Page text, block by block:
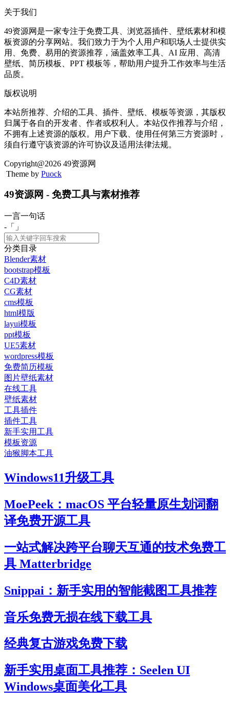
关于我们
49资源网是一家专注于免费工具、浏览器插件、壁纸素材和模
板资源的分享网站。我们致力于为个人用户和职场人士提供实
用、免费、易用的资源推荐，涵盖效率工具、AI 应用、高清
壁纸、简历模板、PPT 模板等，帮助用户提升工作效率与生活
品质。
版权说明
本站所推荐、介绍的工具、插件、壁纸、模板等资源，其版权
归属于各自的开发者、作者或权利人。本站仅作推荐与介绍，
不拥有上述资源的版权。用户下载、使用任何第三方资源时，
须自行遵守该资源的许可协议及适用法律法规。
Copyright@2026 49资源网
Theme by Puock
49资源网 - 免费工具与素材推荐
一言一句话
-「
」
分类目录
Blender素材
bootstrap模板
C4D素材
CG素材
cms模板
html模版
layui模板
ppt模板
UE5素材
wordpress模板
免费简历模板
图片壁纸素材
在线工具
壁纸素材
工具插件
插件工具
新手实用工具
模板资源
油猴脚本工具
Windows11升级工具
MoePeek：macOS 平台轻量原生划词翻
译免费开源工具
一站式解决跨平台聊天互通的技术免费工
具 Matterbridge
Snippai：新手实用的智能截图工具推荐
音乐免费无损在线下载工具
经典复古游戏免费下载
新手实用桌面工具推荐：Seelen UI
Windows桌面美化工具